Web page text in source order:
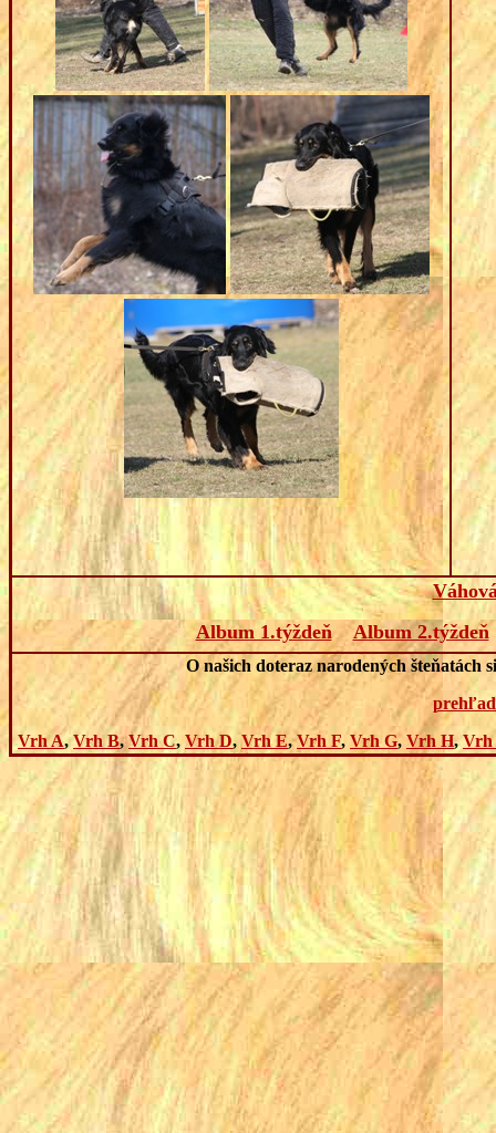
Album 1.týždeň
Album 2.týždeň
O našich doteraz narodených šteňatách
prehľad
Vrh A,Vrh B,Vrh C, Vrh D,Vrh E,Vrh F, Vrh G, Vrh H,Vrh